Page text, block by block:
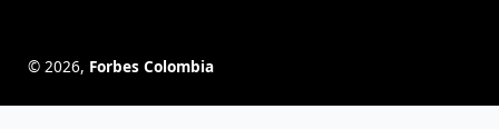
© 2026, Forbes Colombia